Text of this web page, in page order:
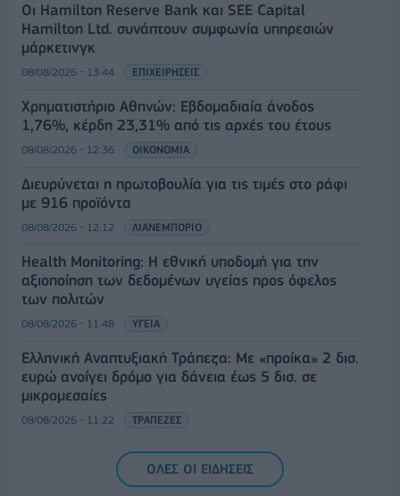
Οι Hamilton Reserve Bank και SEE Capital
Hamilton Ltd. συνάπτουν συμφωνία υπηρεσιών
μάρκετινγκ
08/08/2026 - 13:44 ΕΠΙΧΕΙΡΗΣΕΙΣ
Χρηματιστήριο Αθηνών: Εβδομαδιαία άνοδος
1,76%, κέρδη 23,31% από τις αρχές του έτους
08/08/2026 - 12:36 ΟΙΚΟΝΟΜΙΑ
Διευρύνεται η πρωτοβουλία για τις τιμές στο ράφι
με 916 προϊόντα
08/08/2026 - 12:12 ΛΙΑΝΕΜΠΟΡΙΟ
Health Monitoring: Η εθνική υποδομή για την
αξιοποίηση των δεδομένων υγείας προς όφελος
των πολιτών
08/08/2026 - 11:48 ΥΓΕΙΑ
Ελληνική Αναπτυξιακή Τράπεζα: Με «προίκα» 2 δισ.
ευρώ ανοίγει δρόμο για δάνεια έως 5 δισ. σε
μικρομεσαίες
08/08/2026 - 11:22 ΤΡΑΠΕΖΕΣ
5G παντού, 6G στον ορίζοντα: Πού βρίσκεται η
Ελλάδα στη μεγάλη τεχνολογική μετάβαση
ΟΛΕΣ ΟΙ ΕΙΔΗΣΕΙΣ